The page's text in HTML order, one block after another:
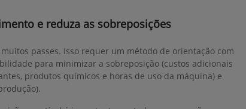
e reduza as sobreposições
passes. Isso requer um método de orientação com
para minimizar a sobreposição (custos adicionais
produtos químicos e horas de uso da máquina) e